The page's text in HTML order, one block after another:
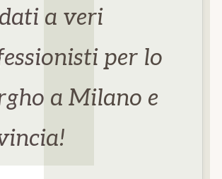
a veri
per lo
a Milano e